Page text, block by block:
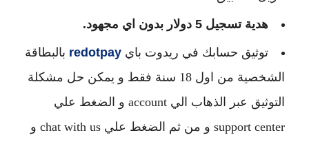
هدية تسجيل 5 دولار بدون اي مجهود.
توثيق حسابك في ريدوت باي redotpay بالبطاقة
الشخصية من اول 18 سنة فقط و يمكن حل مشكلة
التوثيق عبر الذهاب الي account و الضغط علي
support center و من ثم الضغط علي chat with us و